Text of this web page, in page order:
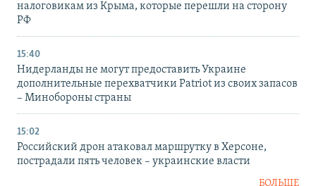
налоговикам из Крыма, которые перешли на сторону
РФ
15:40
Нидерланды не могут предоставить Украине
дополнительные перехватчики Patriot из своих запасов
– Минобороны страны
15:02
Российский дрон атаковал маршрутку в Херсоне,
пострадали пять человек – украинские власти
БОЛЬШЕ